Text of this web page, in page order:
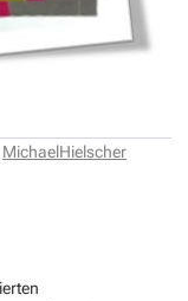
MichaelHielscher